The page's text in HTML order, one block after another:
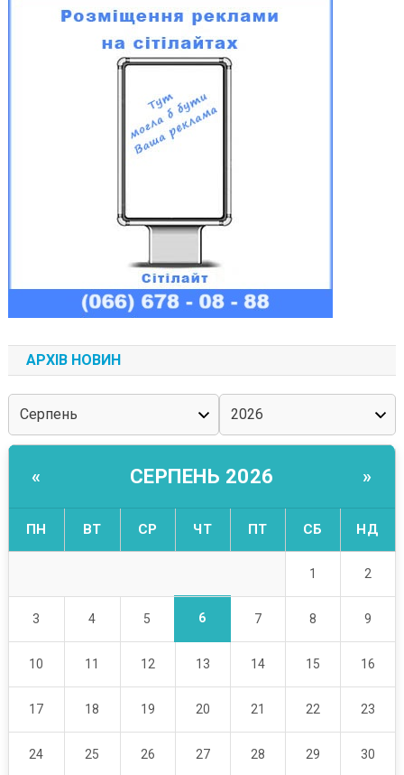
АРХІВ НОВИН
« СЕРПЕНЬ 2026 »
ПН ВТ СР ЧТ ПТ СБ НД
1 2
3 4 5 6 7 8 9
10 11 12 13 14 15 16
17 18 19 20 21 22 23
24 25 26 27 28 29 30